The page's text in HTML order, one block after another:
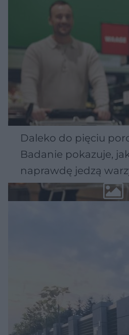
Daleko do pięciu
Badanie pokazuje,
naprawdę jedzą